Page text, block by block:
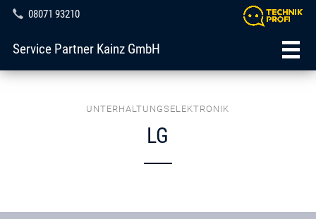
08071 93210
Service Partner Kainz GmbH
UNTERHALTUNGSELEKTRONIK
LG